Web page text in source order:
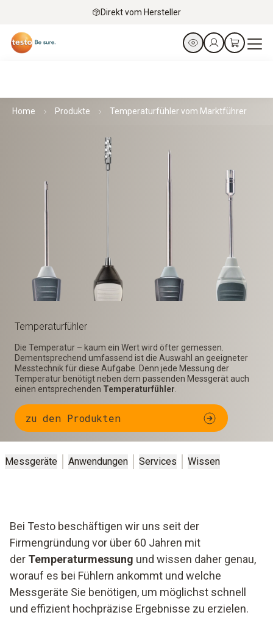
Direkt vom Hersteller
Home Produkte Temperaturfühler vom Marktführer
Temperaturfühler
Die Temperatur – kaum ein Wert wird öfter gemessen.
Dementsprechend umfassend ist die Auswahl an geeigneter
Messtechnik für diese Aufgabe. Denn jede Messung der
Temperatur benötigt neben dem passenden Messgerät auch
einen entsprechenden Temperaturfühler
zu den Produkten
Messgeräte Anwendungen Services Wissen
Bei Testo beschäftigen wir uns seit der
Firmengründung vor über 60 Jahren mit
der Temperaturmessung und wissen daher genau,
worauf es bei Fühlern ankommt und welche
Messgeräte Sie benötigen, um möglichst schnell
und effizient hochpräzise Ergebnisse zu erzielen.